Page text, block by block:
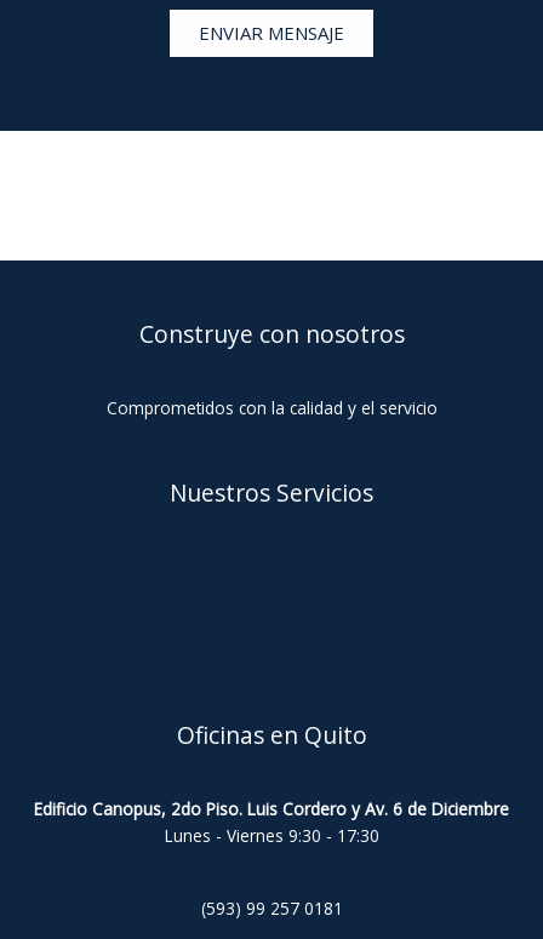
ENVIAR MENSAJE
Construye con nosotros
Comprometidos con la calidad y el servicio
Nuestros Servicios
Oficinas en Quito
Edificio Canopus, 2do Piso. Luis Cordero y Av. 6 de Diciembre
Lunes - Viernes 9:30 - 17:30
(593) 99 257 0181